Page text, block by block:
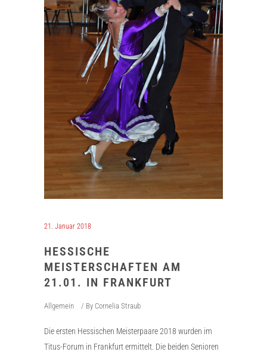
21. Januar 2018
HESSISCHE
MEISTERSCHAFTEN AM
21.01. IN FRANKFURT
Allgemein By Cornelia Straub
Die ersten Hessischen Meisterpaare 2018 wurden im
Titus-Forum in Frankfurt ermittelt. Die beiden Senioren